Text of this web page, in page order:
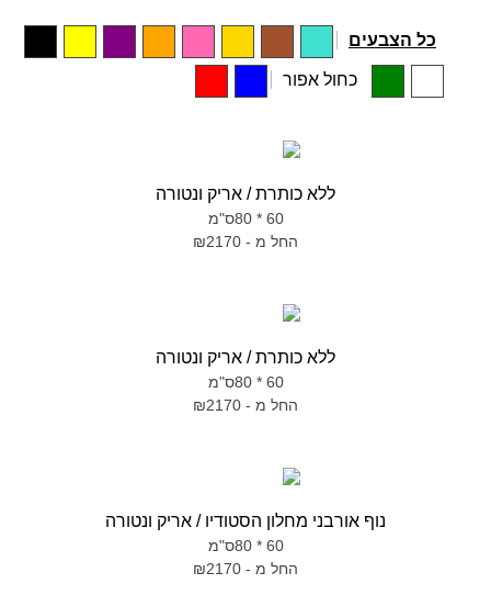
כל הצבעים
כחול אפור
ללא כותרת / אריק ונטורה
60 * 80ס"מ
החל מ - ₪2170
ללא כותרת / אריק ונטורה
60 * 80ס"מ
החל מ - ₪2170
נוף אורבני מחלון הסטודיו / אריק ונטורה
60 * 80ס"מ
החל מ - ₪2170